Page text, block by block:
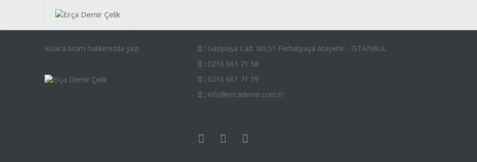
Kısaca bizim hakkımızda yazı : Gazipaşa Cad. No:51 Ferhatpaşa Ataşehir - İSTANBUL
: 0216 661 71 58
: 0216 661 71 59
: info@ercademir.com.tr